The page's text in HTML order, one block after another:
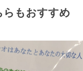
らもおすすめ